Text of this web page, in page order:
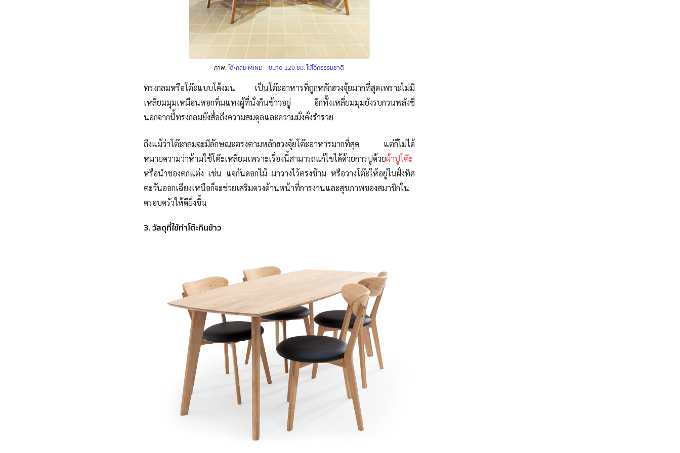
ภาพ:โต๊ะกลม MIND – ขนาด 120 ซม. ไม้โอ๊คธรรมชาติ
ทรงกลมหรือโต๊ะแบบโค้งมน เป็นโต๊ะอาหารที่ถูกหลักฮวงจุ้ยมากที่สุดเพราะไม่มี
เหลี่ยมมุมเหมือนหอกทิ่มแทงผู้ที่นั่งกินข้าวอยู่ อีกทั้งเหลี่ยมมุมยังรบกวนพลังชี่
นอกจากนี้ทรงกลมยังสื่อถึงความสมดุลและความมั่งคั่งร่ำรวย
ถึงแม้ว่าโต๊ะกลมจะมีลักษณะตรงตามหลักฮวงจุ้ยโต๊ะอาหารมากที่สุด แต่ก็ไม่ได้
หมายความว่าห้ามใช้โต๊ะเหลี่ยมเพราะเรื่องนี้สามารถแก้ไขได้ด้วยการปูด้วยผ้าปูโต๊ะ
หรือนำของตกแต่ง เช่น แจกันดอกไม้ มาวางไว้ตรงข้าม หรือวางโต๊ะให้อยู่ในฝั่งทิศ
ตะวันออกเฉียงเหนือก็จะช่วยเสริมดวงด้านหน้าที่การงานและสุขภาพของสมาชิกใน
ครอบครัวให้ดียิ่งขึ้น
3. วัสดุที่ใช้ทำโต๊ะกินข้าว